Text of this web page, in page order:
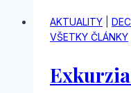
AKTUALITY
VŠETKY ČLÁNKY